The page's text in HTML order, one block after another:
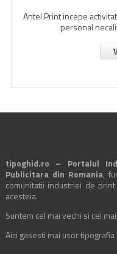
Antel Print incepe
personal
tipoghid.ro – Portalul
Publicitara din Romania,
comunitatii industriei de
acesteia.
Suntem cel mai vechi si cel
Aici gasesti mai usor